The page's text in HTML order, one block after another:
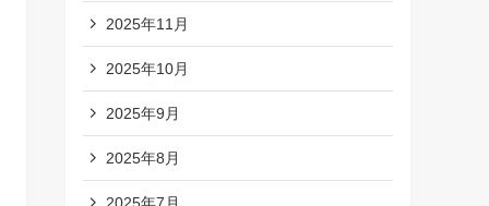
2025年11月
2025年10月
2025年9月
2025年8月
2025年7月